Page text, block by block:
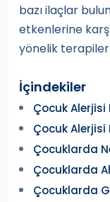
bazı ilaçlar
etkenlerine
yönelik
İçindekiler
Çocuk Alerjisi
Çocuk
Çocuklarda
Çocuklarda
Çocuklarda